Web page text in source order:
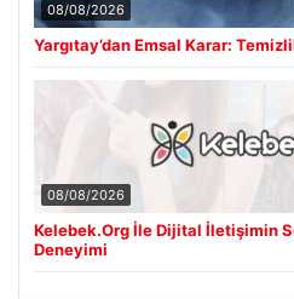
08/08/2026
Yargıtay’dan Emsal Karar:
08/08/2026
Kelebek.Org İle Dijital İletişimin
Deneyimi